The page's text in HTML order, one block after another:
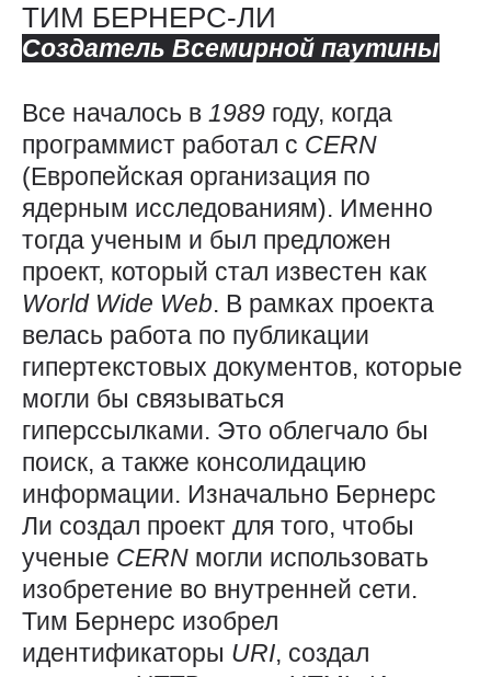
ТИМ БЕРНЕРС-ЛИ
Создатель Всемирной паутины
Все началось в 1989 году, когда
программист работал с CERN
(Европейская организация по
ядерным исследованиям). Именно
тогда ученым и был предложен
проект, который стал известен как
World Wide Web. В рамках проекта
велась работа по публикации
гипертекстовых документов, которые
могли бы связываться
гиперссылками. Это облегчало бы
поиск, а также консолидацию
информации. Изначально Бернерс
Ли создал проект для того, чтобы
ученые CERN могли использовать
изобретение во внутренней сети.
Тим Бернерс изобрел
идентификаторы URI, создал